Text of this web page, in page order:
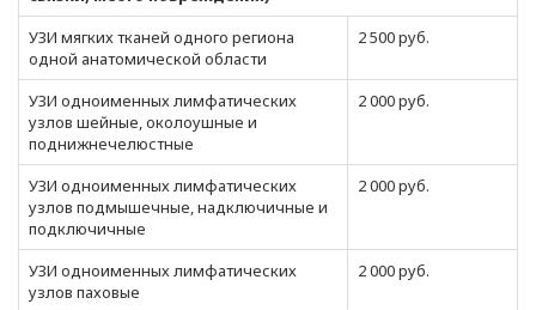
УЗИ мягких тканей одного региона
одной анатомической области
2 500 руб.
УЗИ одноименных лимфатических
узлов шейные, околоушные и
поднижнечелюстные
2 000 руб.
УЗИ одноименных лимфатических
узлов подмышечные, надключичные и
подключичные
2 000 руб.
УЗИ одноименных лимфатических
узлов паховые
2 000 руб.